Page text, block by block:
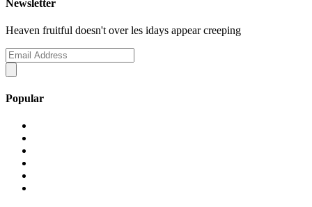
Newsletter
Heaven fruitful doesn't over les idays appear creeping
Popular